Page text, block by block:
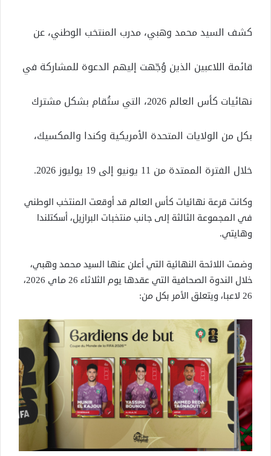
كشف السيد محمد وهبي، مدرب المنتخب الوطني، عن
قائمة اللاعبين الذين وُجّهت إليهم الدعوة للمشاركة في
نهائيات كأس العالم 2026، التي ستُقام بشكل مشترك
بكل من الولايات المتحدة الأمريكية وكندا والمكسيك،
خلال الفترة الممتدة من 11 يونيو إلى 19 يوليوز 2026.
وكانت قرعة نهائيات كأس العالم قد أوقعت المنتخب الوطني
في المجموعة الثالثة إلى جانب منتخبات البرازيل، أسكتلندا
وهايتي.
وضمت اللائحة النهائية التي أعلن عنها السيد محمد وهبي،
خلال الندوة الصحافية التي عقدها يوم الثلاثاء 26 ماي 2026،
26 لاعبا، ويتعلق الأمر بكل من: